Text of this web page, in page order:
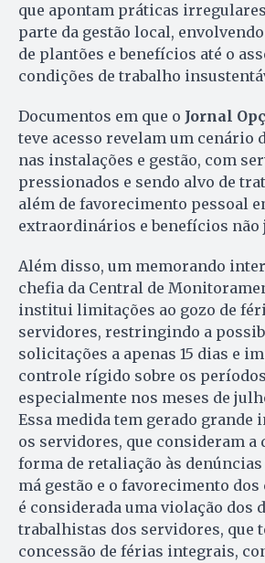
que apontam práticas
parte da gestão local,
de plantões e benefícios até o
condições de trabalho
Documentos em que o Jornal
teve acesso revelam um cenário
nas instalações e gestão, com
pressionados e sendo alvo de
além de favorecimento pessoal
extraordinários e benefícios não
Além disso, um memorando
chefia da Central de
institui limitações ao gozo de
servidores, restringindo a
solicitações a apenas 15 dias e
controle rígido sobre os
especialmente nos meses de
Essa medida tem gerado grande
os servidores, que consideram a
forma de retaliação às
má gestão e o favorecimento dos
é considerada uma violação dos
trabalhistas dos servidores, que
concessão de férias integrais,